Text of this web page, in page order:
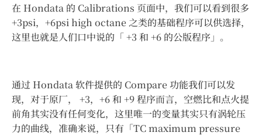
在 Hondata 的 Calibrations 页面中，我们可以看到很多
+3psi，+6psi high octane 之类的基础程序可以供选择，
这里也就是人们口中说的「 +3 和 +6 的公版程序」。
通过 Hondata 软件提供的 Compare 功能我们可以发
现，对于原厂， +3，+6 和 +9 程序而言，空燃比和点火提
前角其实没有任何变化，这里唯一的变量其实只有涡轮压
力的曲线，准确来说，只有「TC maximum pressure